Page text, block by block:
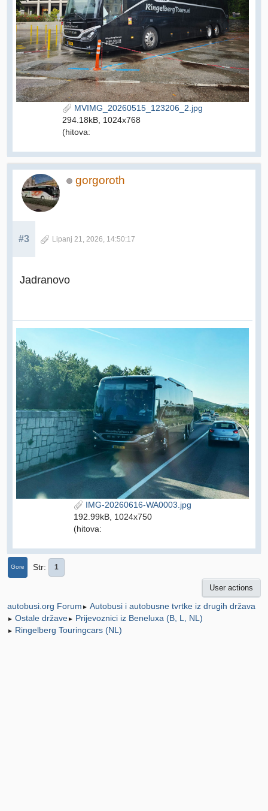
MVIMG_20260515_123206_2.jpg
294.18kB, 1024x768
(hitova:
gorgoroth
#3 Lipanj 21, 2026, 14:50:17
Jadranovo
IMG-20260616-WA0003.jpg
192.99kB, 1024x750
(hitova:
Gore Str 1
User actions
autobusi.org Forum ► Autobusi i autobusne tvrtke iz drugih država
► Ostale države► Prijevoznici iz Beneluxa (B, L, NL)
► Ringelberg Touringcars (NL)